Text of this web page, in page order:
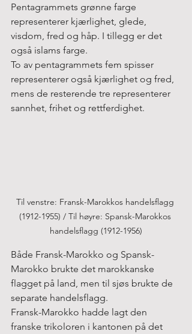
Pentagrammets grønne farge
representerer kjærlighet, glede,
visdom, fred og håp. I tillegg er det
også islams farge.
To av pentagrammets fem spisser
representerer også kjærlighet og fred,
mens de resterende tre representerer
sannhet, frihet og rettferdighet.
Til venstre: Fransk-Marokkos handelsflagg
(1912-1955) / Til høyre: Spansk-Marokkos
handelsflagg (1912-1956)
Både Fransk-Marokko og Spansk-
Marokko brukte det marokkanske
flagget på land, men til sjøs brukte de
separate handelsflagg.
Fransk-Marokko hadde lagt den
franske trikoloren i kantonen på det